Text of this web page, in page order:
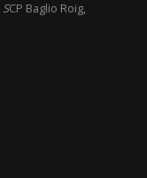
SCP Baglio Roig,